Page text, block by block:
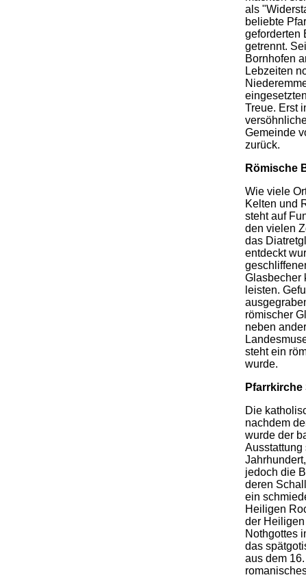
als
beliebte
geforderten
getrennt.
Bornhofen
Lebzeiten
Treue. Erst
Gemeinde
zurück.
Römische
Wie viele
Kelten und
steht auf
den vielen
das
entdeckt
Glasbecher
leisten.
römischer
neben
steht ein
wurde.
Pfarrkirche
Die
nachdem
wurde der
Ausstattung
jedoch die
deren
ein
Heiligen
der
Nothgottes
das
aus dem